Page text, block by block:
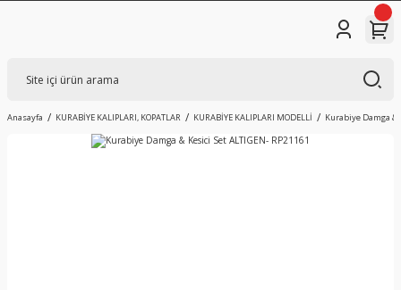
Anasayfa KURABİYE KALIPLARI, KOPATLAR KURABİYE KALIPLARI MODELLİ Kurabiye Damga &